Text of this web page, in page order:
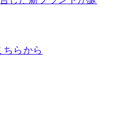
らから